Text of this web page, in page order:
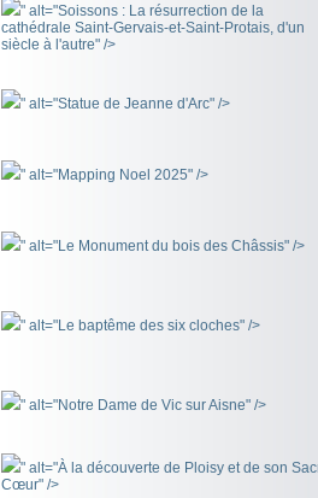
" alt="Soissons : La résurrection de la
cathédrale Saint-Gervais-et-Saint-Protais, d'un
siècle à l'autre" />
" alt="Statue de Jeanne d'Arc" />
" alt="Mapping Noel 2025" />
" alt="Le Monument du bois des Châssis" />
" alt="Le baptême des six cloches" />
" alt="Notre Dame de Vic sur Aisne" />
" alt="À la découverte de Ploisy et de son
Cœur" />